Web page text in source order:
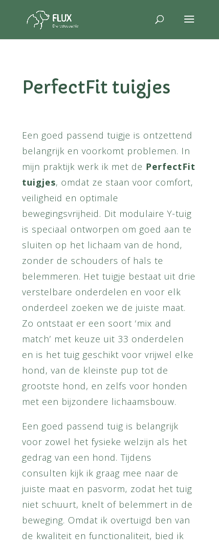
PerfectFit tuigjes
Een goed passend tuigje is ontzettend
belangrijk en voorkomt problemen. In
mijn praktijk werk ik met de PerfectFit
tuigjes, omdat ze staan voor comfort,
veiligheid en optimale
bewegingsvrijheid. Dit modulaire Y-tuig
is speciaal ontworpen om goed aan te
sluiten op het lichaam van de hond,
zonder de schouders of hals te
belemmeren. Het tuigje bestaat uit drie
verstelbare onderdelen en voor elk
onderdeel zoeken we de juiste maat.
Zo ontstaat er een soort ‘mix and
match’ met keuze uit 33 onderdelen
en is het tuig geschikt voor vrijwel elke
hond, van de kleinste pup tot de
grootste hond, en zelfs voor honden
met een bijzondere lichaamsbouw.
Een goed passend tuig is belangrijk
voor zowel het fysieke welzijn als het
gedrag van een hond. Tijdens
consulten kijk ik graag mee naar de
juiste maat en pasvorm, zodat het tuig
niet schuurt, knelt of belemmert in de
beweging. Omdat ik overtuigd ben van
de kwaliteit en functionaliteit, bied ik